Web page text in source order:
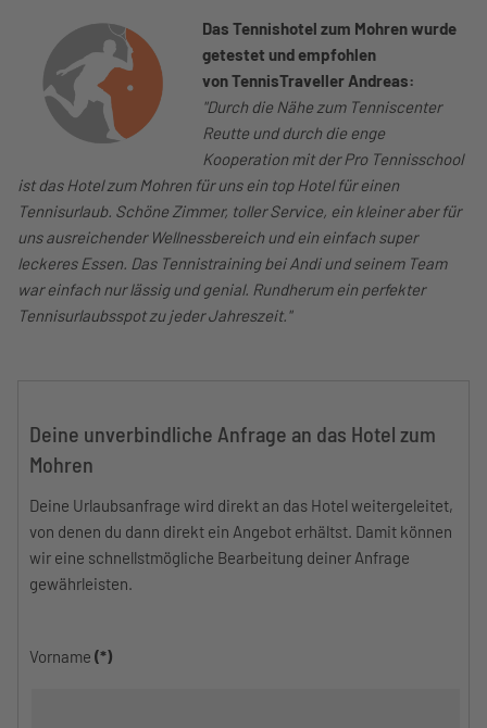
Das Tennishotel zum Mohren wurde
getestet und empfohlen
von TennisTraveller Andreas:
"Durch die Nähe zum Tenniscenter
Reutte und durch die enge
Kooperation mit der Pro Tennisschool
ist das Hotel zum Mohren für uns ein top Hotel für einen
Tennisurlaub. Schöne Zimmer, toller Service, ein kleiner aber für
uns ausreichender Wellnessbereich und ein einfach super
leckeres Essen. Das Tennistraining bei Andi und seinem Team
war einfach nur lässig und genial. Rundherum ein perfekter
Tennisurlaubsspot zu jeder Jahreszeit."
Deine unverbindliche Anfrage an das Hotel zum
Mohren
Deine Urlaubsanfrage wird direkt an das Hotel weitergeleitet,
von denen du dann direkt ein Angebot erhältst. Damit können
wir eine schnellstmögliche Bearbeitung deiner Anfrage
gewährleisten.
Vorname (*)